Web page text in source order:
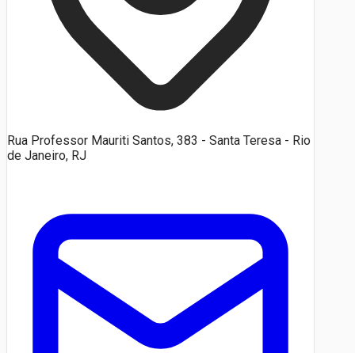
Rua Professor Mauriti Santos, 383 - Santa Teresa - Rio
de Janeiro, RJ